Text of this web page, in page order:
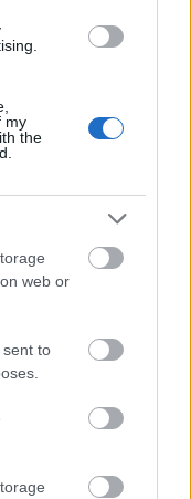
my
the
web or
to
στο
με την
έκθεση
το 81% των
ναυπηγήσεις,
επίσης η